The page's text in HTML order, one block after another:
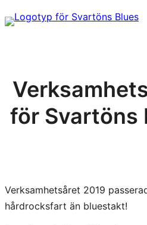
Hoppa
till
för Svartöns
Verksamhetsåret 2019
hårdrocksfart än bluestakt!